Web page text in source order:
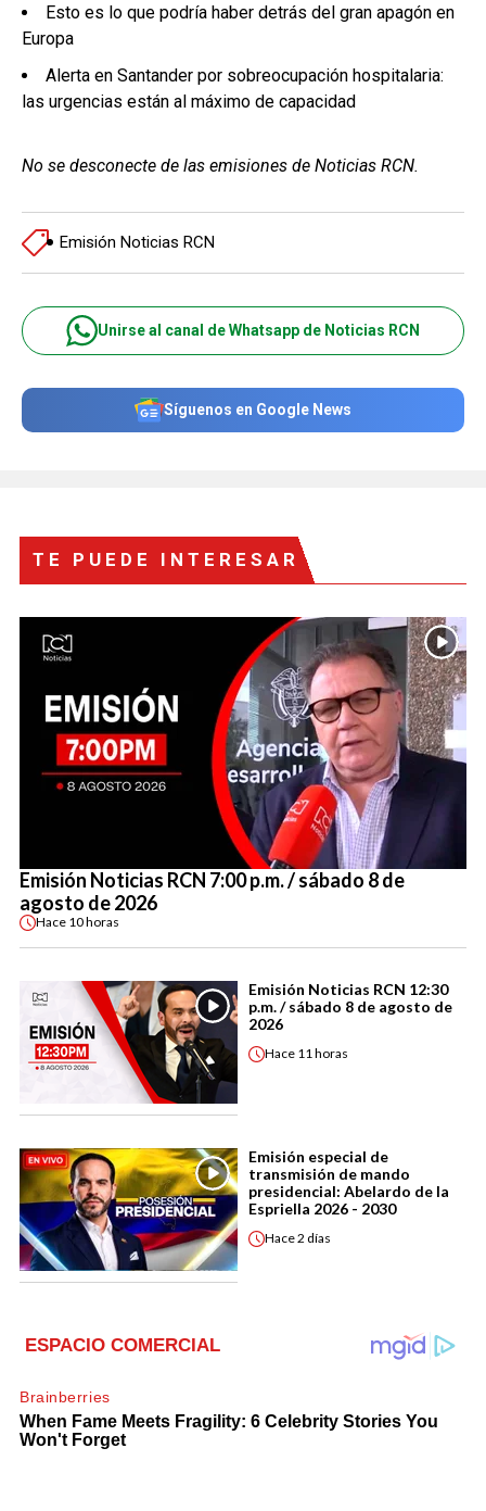
Esto es lo que podría haber detrás del gran apagón en
Europa
Alerta en Santander por sobreocupación hospitalaria:
las urgencias están al máximo de capacidad
No se desconecte de las emisiones de Noticias RCN.
Emisión Noticias RCN
Unirse al canal de Whatsapp de Noticias RCN
Síguenos en Google News
TE PUEDE INTERESAR
Emisión Noticias RCN 7:00 p.m. / sábado 8 de
agosto de 2026
Hace 10 horas
Emisión Noticias RCN 12:30
p.m. / sábado 8 de agosto de
2026
Hace 11 horas
Emisión especial de
transmisión de mando
presidencial: Abelardo de la
Espriella 2026 - 2030
Hace2 días